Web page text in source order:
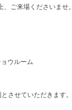
ご来場くださいませ。
ウルーム
させていただきます。